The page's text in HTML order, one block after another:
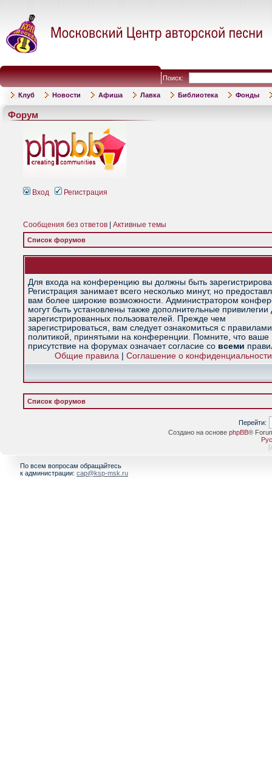
Поиск:
Клуб Новости Афиша Лавка Библиотека Фонды
Форум
Вход Регистрация
Сообщения без ответов Активные темы
Список форумов
Для входа на конференцию вы должны быть
Регистрация занимает всего несколько минут, но
вам более широкие возможности. Администратором
могут быть установлены также дополнительные привилегии
зарегистрированных пользователей. Прежде чем
зарегистрироваться, вам следует ознакомиться с
политикой, принятыми на конференции. Помните, что ваше
присутствие на форумах означает согласие со всеми
Общие правила| Соглашение о конфиденциальности
Список форумов
Перейти:
Создано на основе phpBB®
[
По всем вопросам обращайтесь
к администрации: cap@ksp-msk.ru